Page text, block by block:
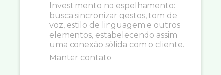
Investimento no espelhamento:
busca sincronizar gestos, tom de
voz, estilo de linguagem e outros
elementos, estabelecendo assim
uma conexão sólida com o cliente.
Manter contato